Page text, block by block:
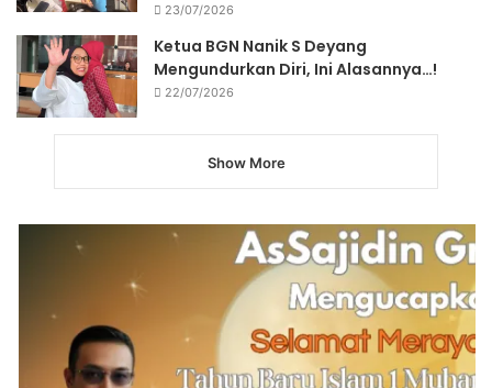
23/07/2026
Ketua BGN Nanik S Deyang
Mengundurkan Diri, Ini Alasannya…!
22/07/2026
Show More